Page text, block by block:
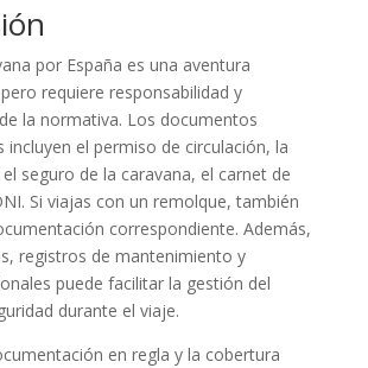
por España es una aventura
requiere responsabilidad y
la normativa. Los documentos
incluyen el permiso de circulación, la
seguro de la caravana, el carnet de
Si viajas con un remolque, también
correspondiente. Además,
registros de mantenimiento y
puede facilitar la gestión del
durante el viaje.
en regla y la cobertura